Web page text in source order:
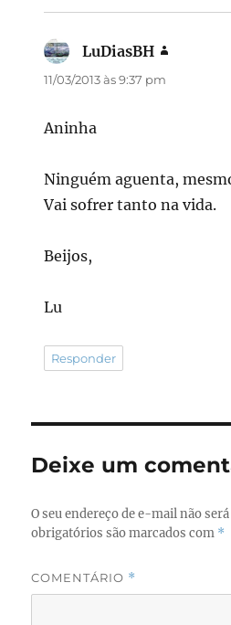
LuDiasBH
11/03/2013 às 9:37 pm
Aninha
Ninguém aguenta,
Vai sofrer tanto na vida.
Beijos,
Lu
Responder
Deixe um
O seu endereço de e-mail não
obrigatórios são marcados com *
COMENTÁRIO *